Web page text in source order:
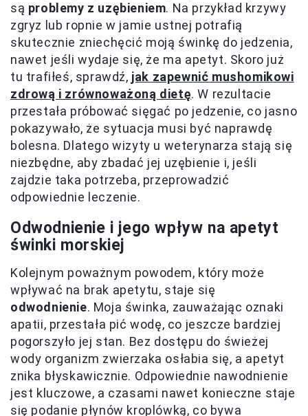
są problemy z uzębieniem. Na przykład krzywy
zgryz lub ropnie w jamie ustnej potrafią
skutecznie zniechęcić moją świnkę do jedzenia,
nawet jeśli wydaje się, że ma apetyt. Skoro już
tu trafiłeś, sprawdź, jak zapewnić mushomikowi
zdrową i zrównoważoną dietę. W rezultacie
przestała próbować sięgać po jedzenie, co jasno
pokazywało, że sytuacja musi być naprawdę
bolesna. Dlatego wizyty u weterynarza stają się
niezbędne, aby zbadać jej uzębienie i, jeśli
zajdzie taka potrzeba, przeprowadzić
odpowiednie leczenie.
Odwodnienie i jego wpływ na apetyt
świnki morskiej
Kolejnym poważnym powodem, który może
wpływać na brak apetytu, staje się
odwodnienie. Moja świnka, zauważając oznaki
apatii, przestała pić wodę, co jeszcze bardziej
pogorszyło jej stan. Bez dostępu do świeżej
wody organizm zwierzaka osłabia się, a apetyt
znika błyskawicznie. Odpowiednie nawodnienie
jest kluczowe, a czasami nawet konieczne staje
się podanie płynów kroplówką, co bywa